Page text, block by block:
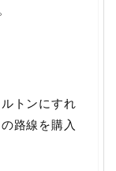
トンにすれ
路線を購入